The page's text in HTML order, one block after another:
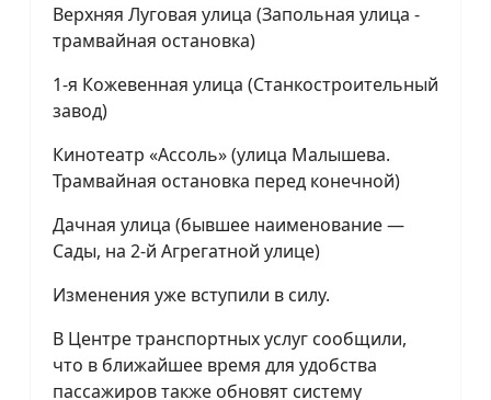
Верхняя Луговая улица (Запольная улица -
трамвайная остановка)
1-я Кожевенная улица (Станкостроительный
завод)
Кинотеатр «Ассоль» (улица Малышева.
Трамвайная остановка перед конечной)
Дачная улица (бывшее наименование —
Сады, на 2-й Агрегатной улице)
Изменения уже вступили в силу.
В Центре транспортных услуг сообщили,
что в ближайшее время для удобства
пассажиров также обновят систему